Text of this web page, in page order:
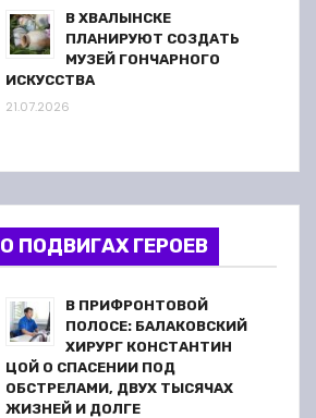
В ХВАЛЫНСКЕ
ПЛАНИРУЮТ СОЗДАТЬ
МУЗЕЙ ГОНЧАРНОГО
ИСКУССТВА
21.07.2026
О ПОДВИГАХ ГЕРОЕВ
В ПРИФРОНТОВОЙ
ПОЛОСЕ: БАЛАКОВСКИЙ
ХИРУРГ КОНСТАНТИН
ЦОЙ О СПАСЕНИИ ПОД
ОБСТРЕЛАМИ, ДВУХ ТЫСЯЧАХ
ЖИЗНЕЙ И ДОЛГЕ